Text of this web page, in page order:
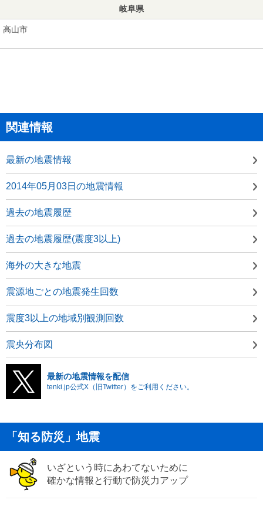
岐阜県
高山市
関連情報
最新の地震情報
2014年05月03日の地震情報
過去の地震履歴
過去の地震履歴(震度3以上)
海外の大きな地震
震源地ごとの地震発生回数
震度3以上の地域別観測回数
震央分布図
最新の地震情報を配信
tenki.jp公式X（旧Twitter）をご利用ください。
「知る防災」地震
いざという時にあわてないために
確かな情報と行動で防災力アップ